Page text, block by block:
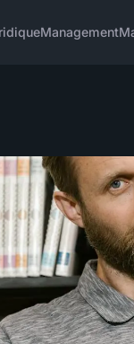
Management